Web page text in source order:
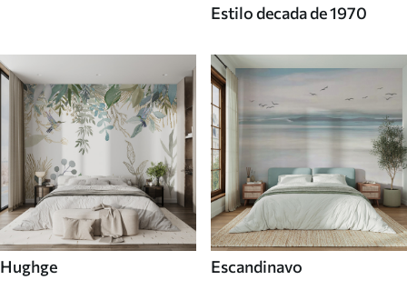
Estilo decada de 1970
Hughge Escandinavo